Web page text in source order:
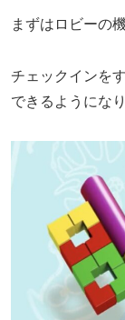
まずはロビーの
チェックインを
できるようにな